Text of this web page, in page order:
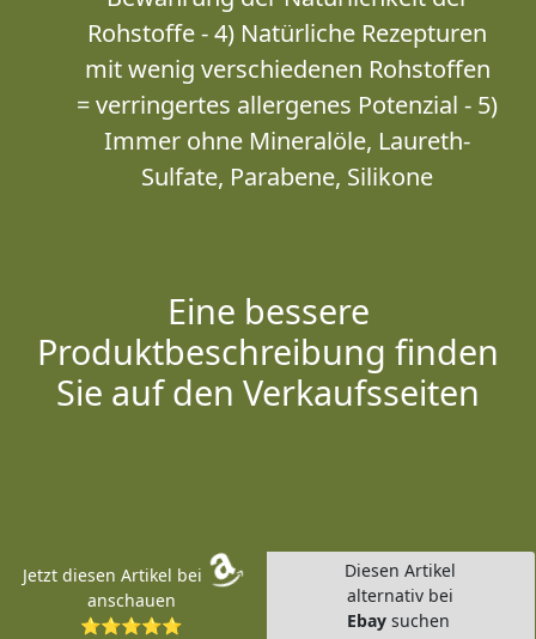
Rohstoffe - 4) Natürliche Rezepturen
mit wenig verschiedenen Rohstoffen
= verringertes allergenes Potenzial - 5)
Immer ohne Mineralöle, Laureth-
Sulfate, Parabene, Silikone
Eine bessere
Produktbeschreibung finden
Sie auf den Verkaufsseiten
Jetzt diesen Artikel bei
anschauen
⭐⭐⭐⭐⭐
Diesen Artikel
alternativ bei
Ebay suchen